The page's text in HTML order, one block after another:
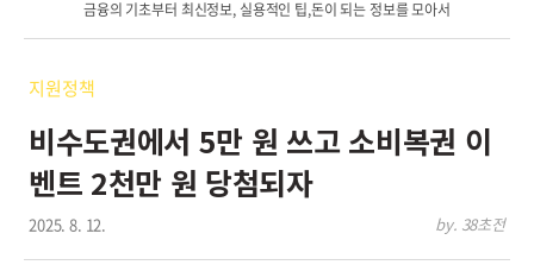
금융의 기초부터 최신정보, 실용적인 팁,돈이 되는 정보를 모아서
지원정책
비수도권에서 5만 원 쓰고 소비복권 이
벤트 2천만 원 당첨되자
2025. 8. 12. by. 38초전